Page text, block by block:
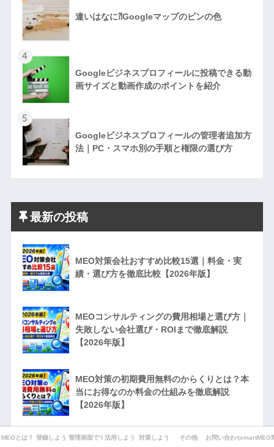
違いはなに⁈Googleマップのピンの色
4
Googleビジネスプロフィールに投稿できる動
画サイズと動画作成のポイントを紹介
5
Googleビジネスプロフィールの管理者追加方
法｜PC・スマホ別の手順と権限の選び方
最新の投稿
MEO対策会社おすすめ比較15選｜料金・実
績・選び方を徹底比較【2026年版】
MEOコンサルティングの費用相場と選び方｜
失敗しない会社選び・ROIまで徹底解説
【2026年版】
MEO対策の初期費用無料のからくりとは？本
当にお得なのか料金の仕組みを徹底解説
【2026年版】
MEOとは？ 登録しよう 管理画面でできることは？
活用しよう 対策しよう その他 お問い合わせsmartMEO